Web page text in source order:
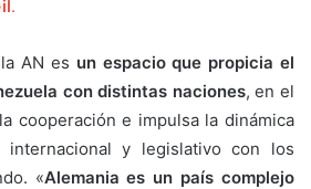
.
AN es un espacio que propicia el
con distintas naciones, en el
cooperación e impulsa la dinámica
y legislativo con los
«Alemania es un país complejo